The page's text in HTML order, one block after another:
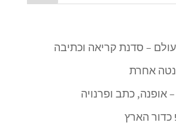
– סדנת קריאה וכתיבה
אחרת
אופנה, כתב ופרנויה
כדור הארץ